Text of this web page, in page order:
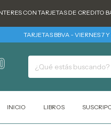
TARJETAS DE CREDITO BANCARIAS
TARJETAS BBVA - VIERNES 7 Y
INICIO LIBROS